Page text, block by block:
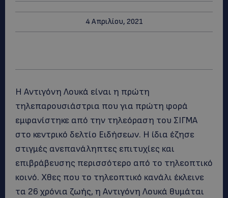
4 Απριλίου, 2021
Η Αντιγόνη Λουκά είναι η πρώτη
τηλεπαρουσιάστρια που για πρώτη φορά
εμφανίστηκε από την τηλεόραση του ΣΙΓΜΑ
στο κεντρικό δελτίο Ειδήσεων. Η ίδια έζησε
στιγμές ανεπανάληπτες επιτυχίες και
επιβράβευσης περισσότερο από το τηλεοπτικό
κοινό. Χθες που το τηλεοπτικό κανάλι έκλεινε
τα 26 χρόνια ζωής, η Αντιγόνη Λουκά θυμάται